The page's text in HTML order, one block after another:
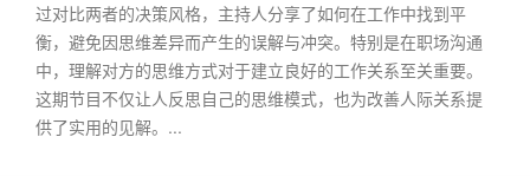
过对比两者的决策风格，主持人分享了如何在工作中找到平
衡，避免因思维差异而产生的误解与冲突。特别是在职场沟通
中，理解对方的思维方式对于建立良好的工作关系至关重要。
这期节目不仅让人反思自己的思维模式，也为改善人际关系提
供了实用的见解。...